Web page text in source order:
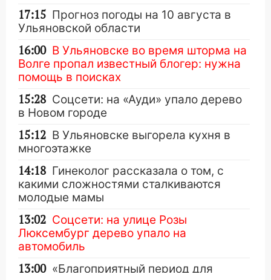
17:15 Прогноз погоды на 10 августа в
Ульяновской области
16:00 В Ульяновске во время шторма на
Волге пропал известный блогер: нужна
помощь в поисках
15:28 Соцсети: на «Ауди» упало дерево
в Новом городе
15:12 В Ульяновске выгорела кухня в
многоэтажке
14:18 Гинеколог рассказала о том, с
какими сложностями сталкиваются
молодые мамы
13:02 Соцсети: на улице Розы
Люксембург дерево упало на
автомобиль
13:00 «Благоприятный период для